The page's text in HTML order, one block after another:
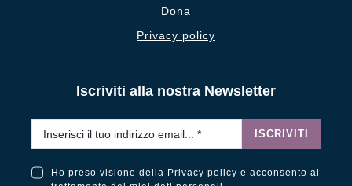
Dona
Privacy policy
Iscriviti alla nostra Newsletter
ISCRIVITI
Ho preso visione della Privacy policy e acconsento al